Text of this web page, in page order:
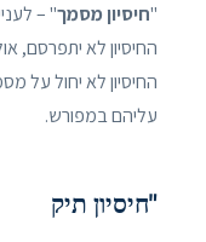
"חיסיון מסמך" –
החיסיון לא יתפרסם,
החיסיון לא יחול על
עליהם במפורש.
"חיסיון תיק